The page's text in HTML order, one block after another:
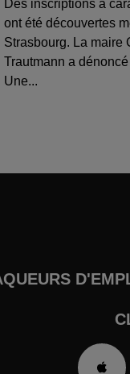
Des inscriptions à
ont été découvertes
Strasbourg. La maire
Trautmann a
Une...